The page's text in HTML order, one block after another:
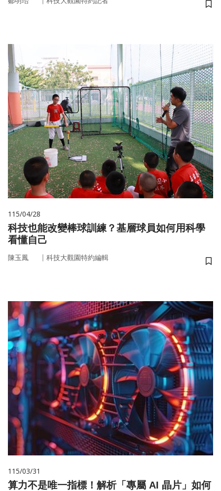
儲
115/04/28
科技也能改變棒球訓練？基層球員如何用科學
看懂自己
陳玉鳳 ｜ 科技大觀園特約編輯
儲
115/03/31
算力不是唯一指標！解析「專屬 AI 晶片」如何